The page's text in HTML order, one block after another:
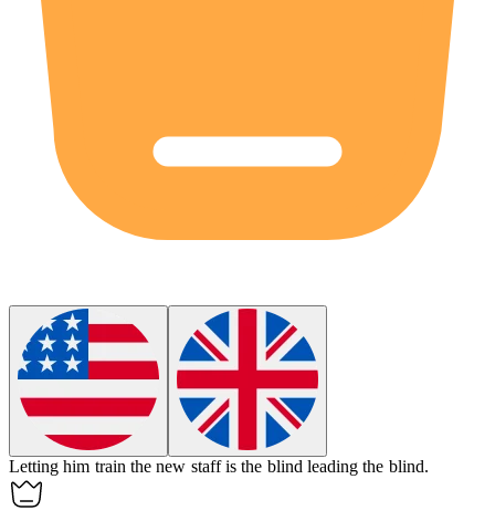
Letting him train the new staff is the blind leading the blind.